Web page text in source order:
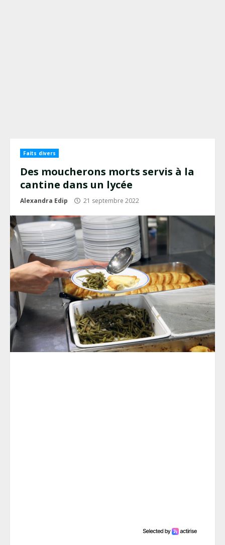
Faits divers
Des moucherons morts servis à la
cantine dans un lycée
Alexandra Edip 21 septembre 2022